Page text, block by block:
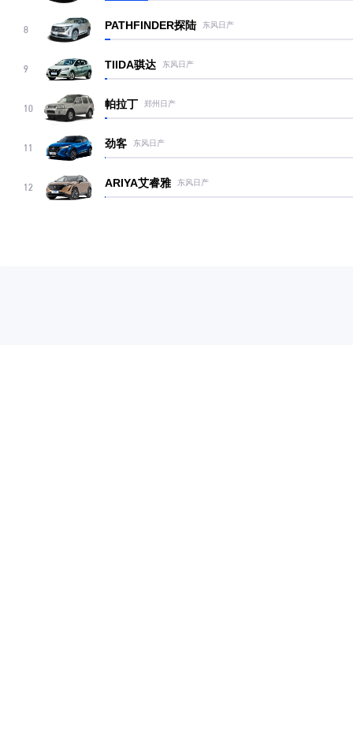
8 PATHFINDER探陆 东风日产
9 TIIDA骐达 东风日产
10 帕拉丁 郑州日产
11 劲客 东风日产
12 ARIYA艾睿雅 东风日产